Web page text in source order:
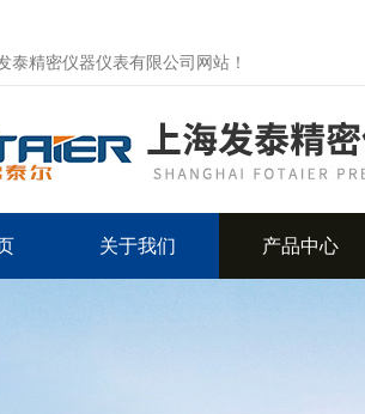
泰精密仪器仪表有限公司网站！
关于我们 产品中心